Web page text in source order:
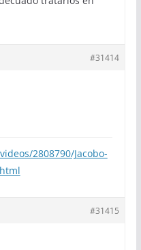
#31414
2808790/Jacobo-
#31415